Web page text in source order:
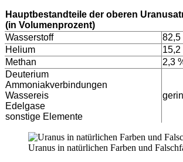
Hauptbestandteile der oberen
(in Volumenprozent)
Wasserstoff
82,5
Helium
15,2
Methan
2,3
Deuterium
Ammoniakverbindungen
Wassereis
Edelgase
sonstige Elemente
Uranus in natürlichen Farben und